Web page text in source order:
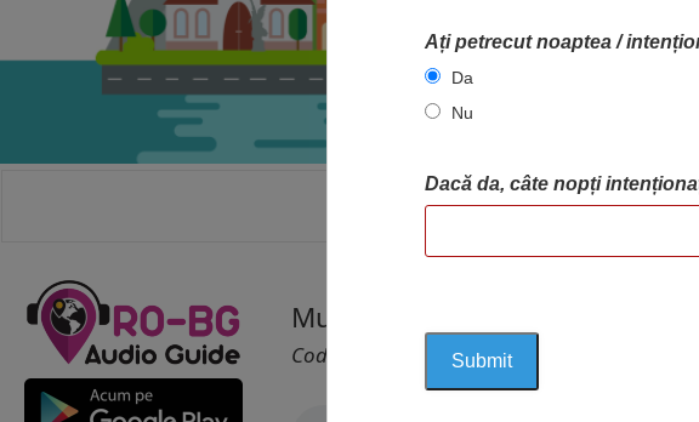
ACASA HARTA
Muzeul Regional de Istorie, Ruse
Cod 2359
Ați petrecut noaptea /
Da
Nu
Dacă da, câte nopți